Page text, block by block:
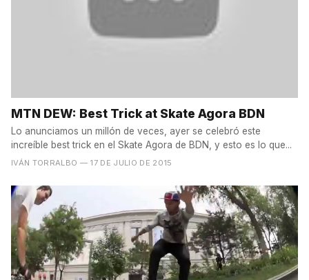
MTN DEW: Best Trick at Skate Agora BDN
Lo anunciamos un millón de veces, ayer se celebró este
increíble best trick en el Skate Agora de BDN, y esto es lo que...
IVÁN TORRALBO — 17 DE JULIO DE 2015